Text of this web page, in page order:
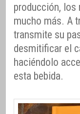
producción, los
mucho más. A
transmite su
desmitificar el
haciéndolo
esta bebida.